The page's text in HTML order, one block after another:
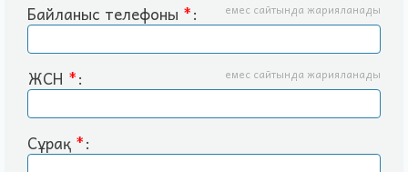
Байланыс телефоны *: емес сайтында жарияланады
ЖСН *: емес сайтында жарияланады
Сұрақ *: